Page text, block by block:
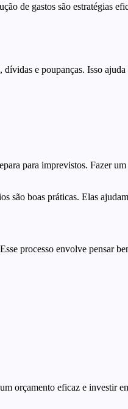
de gastos são estratégias
e poupanças. Isso ajuda
para imprevistos. Fazer
são boas práticas. Elas
processo envolve pensar
orçamento eficaz e investir